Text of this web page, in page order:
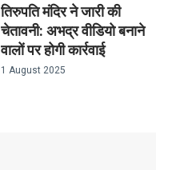
तिरुपति मंदिर ने जारी की
चेतावनी: अभद्र वीडियो बनाने
वालों पर होगी कार्रवाई
1 August 2025